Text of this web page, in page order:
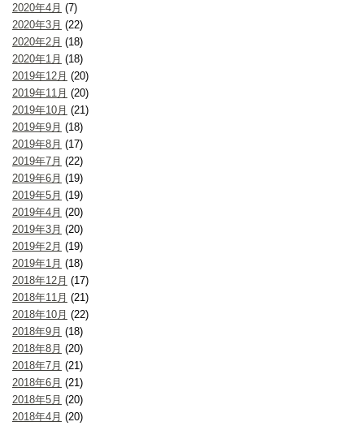
2020年4月 (7)
2020年3月 (22)
2020年2月 (18)
2020年1月 (18)
2019年12月 (20)
2019年11月 (20)
2019年10月 (21)
2019年9月 (18)
2019年8月 (17)
2019年7月 (22)
2019年6月 (19)
2019年5月 (19)
2019年4月 (20)
2019年3月 (20)
2019年2月 (19)
2019年1月 (18)
2018年12月 (17)
2018年11月 (21)
2018年10月 (22)
2018年9月 (18)
2018年8月 (20)
2018年7月 (21)
2018年6月 (21)
2018年5月 (20)
2018年4月 (20)